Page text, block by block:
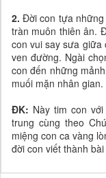
2.Đời con tựa
tràn muôn thiên ân.
con vui say sưa giữa
ven đường. Ngài
con đến những
muối mặn nhân gian.
ĐK: Này tim con
trung cùng theo
miệng con ca vàng
đời con viết thành